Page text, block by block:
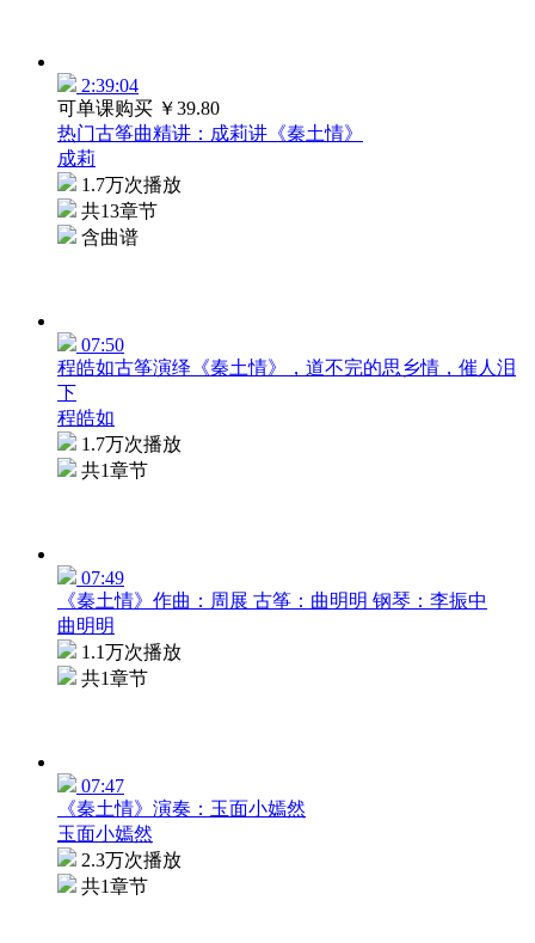
2:39:04
可单课购买 ￥39.80
热门古筝曲精讲：成莉讲《秦土情》
成莉
1.7万次播放
共13章节
含曲谱
07:50
程皓如古筝演绎《秦土情》，道不完的思乡情，催人泪
下
程皓如
1.7万次播放
共1章节
07:49
《秦土情》作曲：周展 古筝：曲明明 钢琴：李振中
曲明明
1.1万次播放
共1章节
07:47
《秦土情》演奏：玉面小嫣然
玉面小嫣然
2.3万次播放
共1章节